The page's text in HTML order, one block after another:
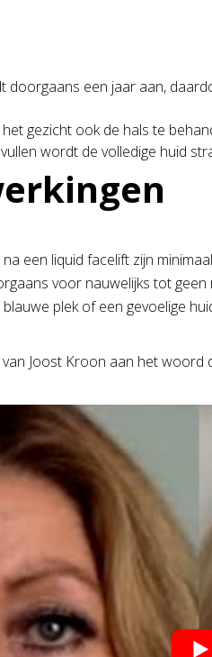
doorgaans een jaar aan,
gezicht ook de hals te
wordt de volledige huid
een liquid facelift zijn
voor nauwelijks tot
plek of een gevoelige
Joost Kroon aan het woord